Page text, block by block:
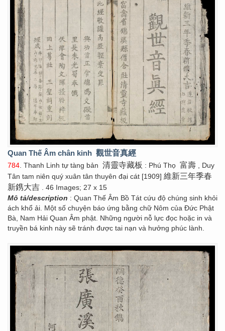
Quan Thế Âm chân kinh 觀世音真經
784 . Thanh Linh tự tàng bản 清靈寺藏板 : Phú Thọ 富壽 , Duy
Tân tam niên quý xuân tân thuyên đại cát [1909] 維新三年季春
新鎸大吉 . 46 Images; 27 x 15
Mô tả/description : Quan Thế Âm Bồ Tát cứu độ chúng sinh khỏi
ách khổ ải. Một số chuyện báo ứng bằng chữ Nôm của Đức Phật
Bà, Nam Hải Quan Âm phật. Những người nỗ lực đọc hoặc in và
truyền bá kinh này sẽ tránh được tai nạn và hưởng phúc lành.